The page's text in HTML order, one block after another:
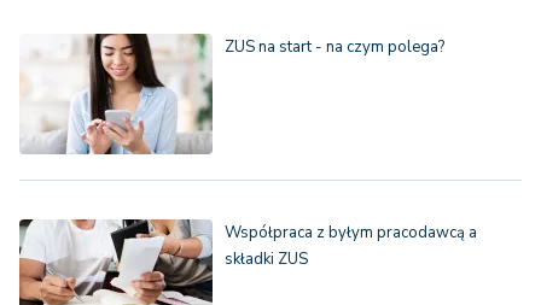
ZUS na start - na czym polega?
Współpraca z byłym pracodawcą a
składki ZUS